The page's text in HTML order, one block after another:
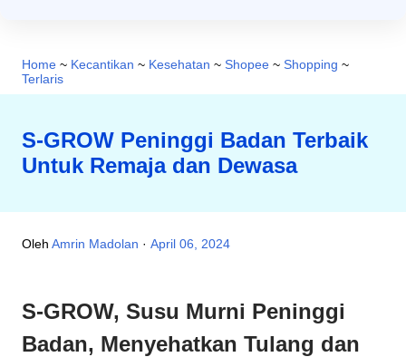
Home ~ Kecantikan ~ Kesehatan ~ Shopee ~ Shopping ~
Terlaris
S-GROW Peninggi Badan Terbaik
Untuk Remaja dan Dewasa
Oleh Amrin Madolan April 06, 2024
S-GROW, Susu Murni Peninggi
Badan, Menyehatkan Tulang dan